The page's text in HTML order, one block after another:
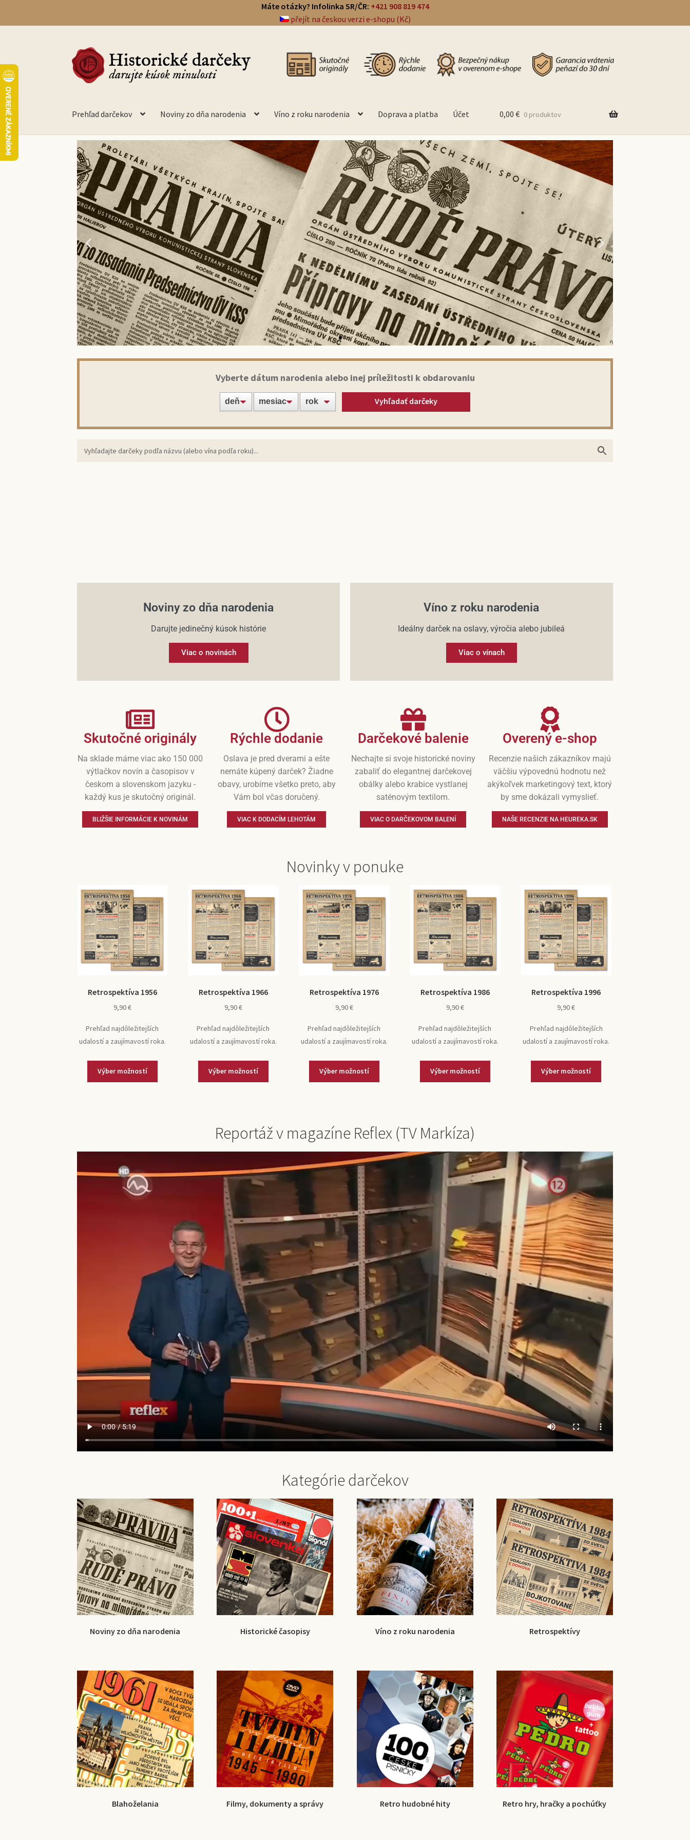
Máte otázky? Infolinka SR/ČR: +421 908 819 474
přejít na českou verzi e-shopu (Kč)
Prehľad darčekov Noviny zo dňa narodenia Víno z roku narodenia Doprava a platba Účet 0,00 € 0 produktov
Historické noviny
Prekvapte svojich blízkych alebo známych jedinečným darčekom:
Vyberte dátum narodenia alebo inej príležitosti k obdarovaniu
Vyhľadať darčeky
Noviny zo dňa narodenia
Darujte jedinečný kúsok histórie
Viac o novinách
Víno z roku narodenia
Ideálny darček na oslavy, výročia alebo jubileá
Viac o vínach
Skutočné originály
Na sklade máme viac ako 150 000
výtlačkov novín a časopisov v
českom a slovenskom jazyku -
každý kus je skutočný originál.
BLIŽŠIE INFORMÁCIE K NOVINÁM
Rýchle dodanie
Oslava je pred dverami a ešte
nemáte kúpený darček? Žiadne
obavy, urobíme všetko preto, aby
Vám bol včas doručený.
VIAC K DODACÍM LEHOTÁM
Darčekové balenie
Nechajte si svoje historické noviny
zabaliť do elegantnej darčekovej
obálky alebo krabice vystlanej
saténovým textilom.
VIAC O DARČEKOVOM BALENÍ
Overený e-shop
Recenzie našich zákazníkov majú
väčšiu výpovednú hodnotu než
akýkoľvek marketingový text, ktorý
by sme dokázali vymyslieť.
NAŠE RECENZIE NA HEUREKA.SK
Novinky v ponuke
Retrospektíva 1956
9,90€
Prehľad najdôležitejších
udalostí a zaujímavostí roka.
Výber možností
Retrospektíva 1966
9,90€
Prehľad najdôležitejších
udalostí a zaujímavostí roka.
Výber možností
Retrospektíva 1976
9,90€
Prehľad najdôležitejších
udalostí a zaujímavostí roka.
Výber možností
Retrospektíva 1986
9,90€
Prehľad najdôležitejších
udalostí a zaujímavostí roka.
Výber možností
Retrospektíva 1996
9,90€
Prehľad najdôležitejších
udalostí a zaujímavostí roka.
Výber možností
Reportáž v magazíne Reflex (TV Markíza)
Kategórie darčekov
Noviny zo dňa narodenia Historické časopisy Víno z roku narodenia Retrospektívy
Blahoželania Filmy, dokumenty a správy Retro hudobné hity Retro hry, hračky a pochúťky